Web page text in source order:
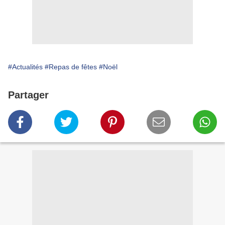
#Actualités #Repas de fêtes #Noël
Partager